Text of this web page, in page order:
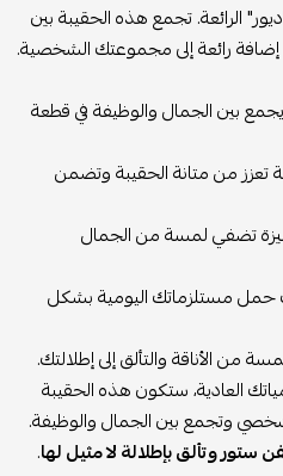
الرائعة. تجمع هذه الحقيبة بين
رائعة إلى مجموعتك الشخصية.
بين الجمال والوظيفة في قطعة
من متانة الحقيبة وتضمن
تضفي لمسة من الجمال
حمل مستلزماتك اليومية بشكل
الأناقة والتألق إلى إطلالتك.
العادية، ستكون هذه الحقيبة
وتجمع بين الجمال والوظيفة.
وتألق بإطلالة لا مثيل لها.